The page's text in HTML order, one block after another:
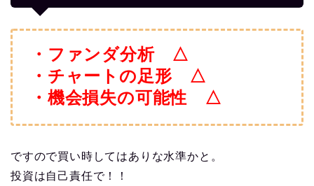
・ファンダ分析 △
・チャートの足形 △
・機会損失の可能性 △
ですので買い時してはありな水準かと。
投資は自己責任で！！